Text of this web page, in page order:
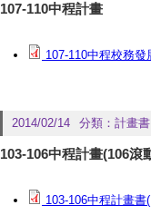
107-110中程計畫
107-110中程校務
2014/02/14 分類： 計畫書
103-106中程計畫(106滾
103-106中程計畫